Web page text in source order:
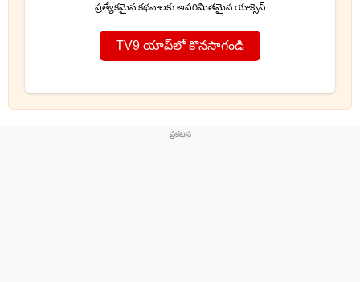
ప్రత్యేకమైన కథనాలకు అపరిమితమైన యాక్సెస్
TV9 యాప్‌లో కొనసాగండి